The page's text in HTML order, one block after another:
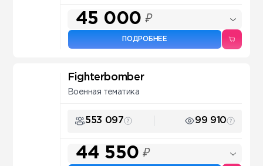
45 000 ₽
ПОДРОБНЕЕ
Fighterbomber
Военная тематика
553 097 99 910
44 550 ₽